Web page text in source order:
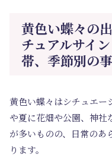
黄色い蝶々の
チュアルサイ
帯、季節別の
黄色い蝶々はシチュエー
や夏に花畑や公園、神社
が多いものの、日常のあ
ります。